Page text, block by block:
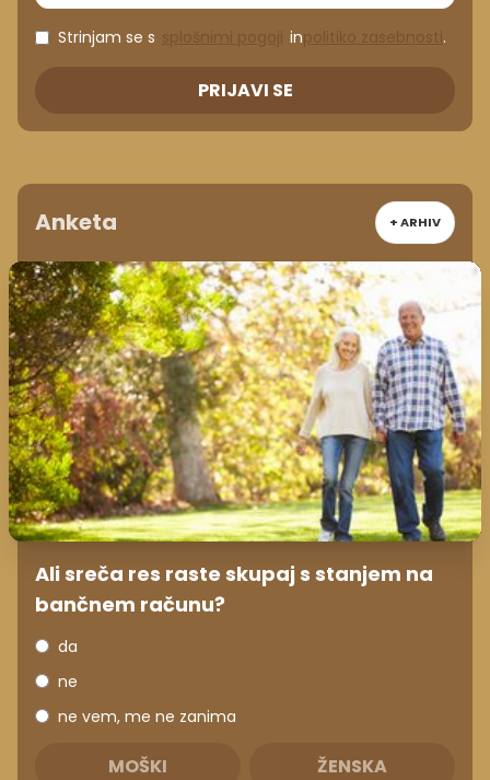
Strinjam se s in .
PRIJAVI SE
Anketa + ARHIV
Ali sreča res raste skupaj s stanjem na
bančnem računu?
da
ne
ne vem, me ne zanima
MOŠKI ŽENSKA